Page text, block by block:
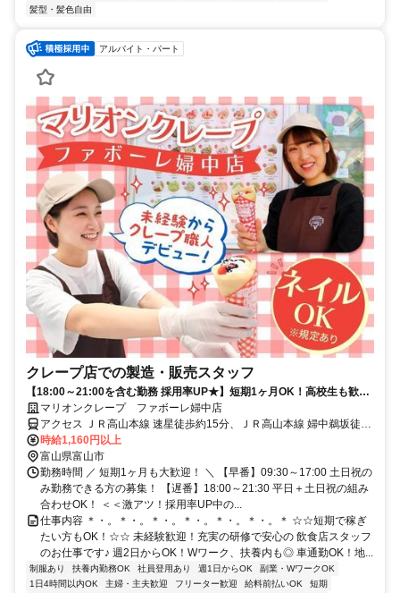
髪型・髪色自由
アルバイト・パート
クレープ店での製造・販売スタッフ
【18:00～21:00を含む勤務 採用率UP★】短期1ヶ月OK！高校生も歓迎
◆週1日～◆日払いOK◆
マリオンクレープ ファボーレ婦中店
アクセス ＪＲ高山本線 速星徒歩約15分、ＪＲ高山本線 婦中鵜坂徒歩
約24分 ★車通勤OK
時給1,160円以上
富山県富山市
勤務時間 ／ 短期1ヶ月も大歓迎！ ＼ 【早番】09:30～17:00 土日祝の
み勤務できる方の募集！ 【遅番】18:00～21:30 平日＋土日祝の組み
合わせOK！ ＜＜激アツ！採用率UP中の...
仕事内容 ＊・。＊・。＊・。＊・。＊・。＊・。＊ ☆☆短期で稼ぎ
たい方もOK！☆☆ 未経験歓迎！充実の研修で安心の 飲食店スタッフ
のお仕事です♪ 週2日からOK！Wワーク、扶養内も◎ 車通勤OK！地...
制服あり 扶養内勤務OK 社員登用あり 週1日からOK
副業・WワークOK
1日4時間以内OK
主婦・主夫歓迎 フリーター歓迎 給料前払いOK
短期